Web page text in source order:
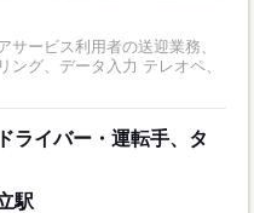
サービス利用者の送迎業務、
ング、データ入力 テレオペ、
ライバー・運転手、タ
駅